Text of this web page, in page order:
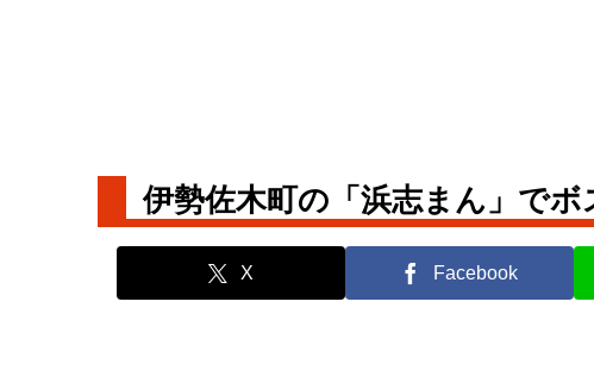
伊勢佐木町の「浜志まん」で
X Facebook